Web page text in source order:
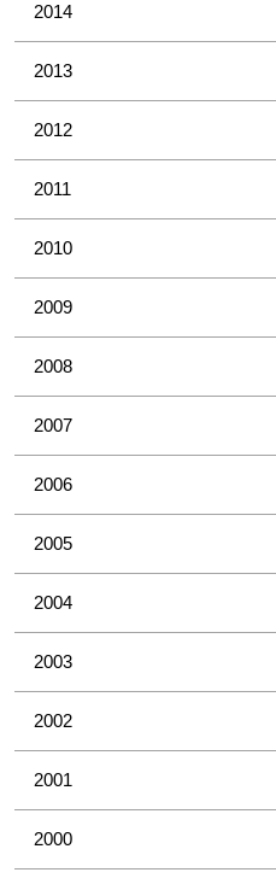
2014
2013
2012
2011
2010
2009
2008
2007
2006
2005
2004
2003
2002
2001
2000